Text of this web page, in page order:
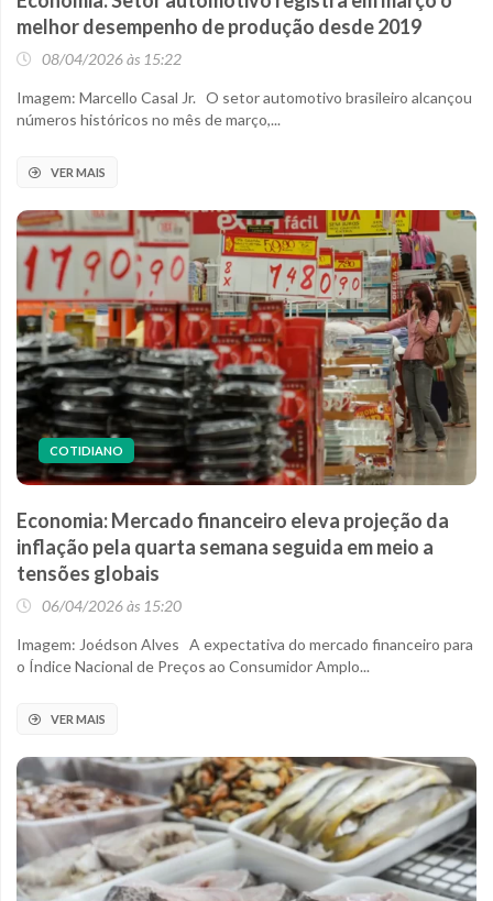
melhor desempenho de produção desde 2019
08/04/2026 às 15:22
Imagem: Marcello Casal Jr. O setor automotivo brasileiro alcançou
números históricos no mês de março,...
VER MAIS
COTIDIANO
Economia: Mercado financeiro eleva projeção da
inflação pela quarta semana seguida em meio a
tensões globais
06/04/2026 às 15:20
Imagem: Joédson Alves A expectativa do mercado financeiro para
o Índice Nacional de Preços ao Consumidor Amplo...
VER MAIS